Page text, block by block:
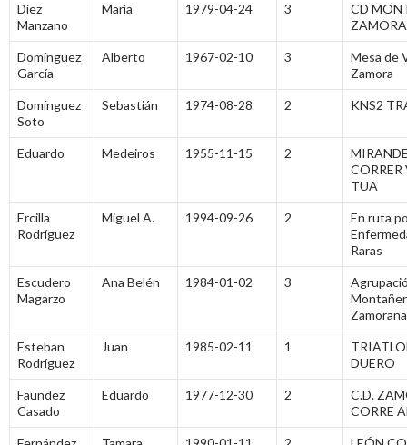
Díez
Manzano
María 1979-04-24 3
CD
Domínguez
García
Alberto 1967-02-10 3
Mesa de
Zamora
Domínguez
Soto
Sebastián 1974-08-28 2 KNS2
Eduardo Medeiros 1955-11-15 2
CORRER
TUA
Ercilla
Rodríguez
Miguel A. 1994-09-26 2
En ruta
Raras
Escudero
Magarzo
Ana Belén 1984-01-02 3
Esteban
Rodríguez
Juan 1985-02-11 1
DUERO
Faundez
Casado
Eduardo 1977-12-30 2
C.D.
CORRE